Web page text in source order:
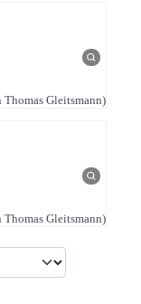
Gleitsmann)
Gleitsmann)